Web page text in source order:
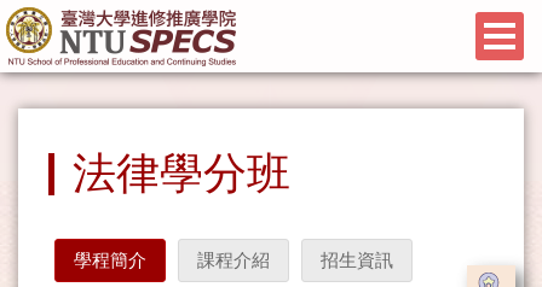
法律學分班
學程簡介 課程介紹 招生資訊